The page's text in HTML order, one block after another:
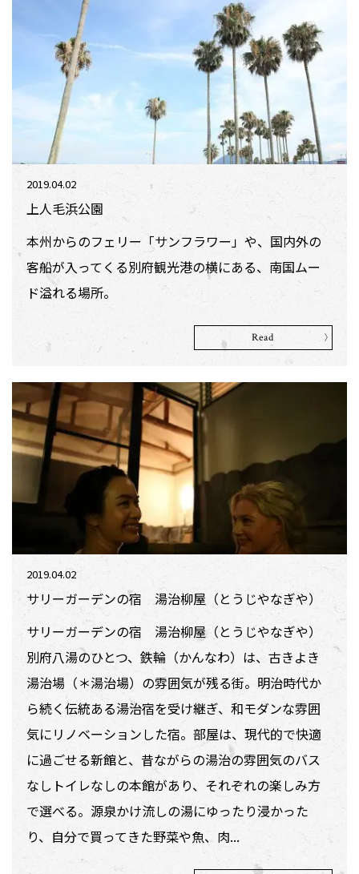
2019.04.02
上人毛浜公園
本州からのフェリー「サンフラワー」や、国内外の
客船が入ってくる別府観光港の横にある、南国ムー
ド溢れる場所。
Read
2019.04.02
サリーガーデンの宿 湯治柳屋（とうじやなぎや）
サリーガーデンの宿 湯治柳屋（とうじやなぎや）
別府八湯のひとつ、鉄輪（かんなわ）は、古きよき
湯治場（＊湯治場）の雰囲気が残る街。明治時代か
ら続く伝統ある湯治宿を受け継ぎ、和モダンな雰囲
気にリノベーションした宿。部屋は、現代的で快適
に過ごせる新館と、昔ながらの湯治の雰囲気のバス
なしトイレなしの本館があり、それぞれの楽しみ方
で選べる。源泉かけ流しの湯にゆったり浸かった
り、自分で買ってきた野菜や魚、肉...